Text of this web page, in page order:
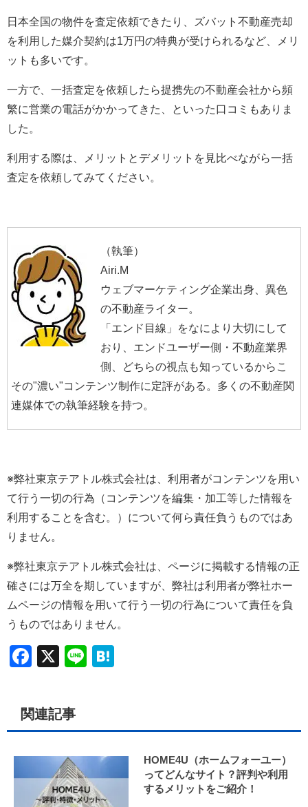
日本全国の物件を査定依頼できたり、ズバット不動産売却
を利用した媒介契約は1万円の特典が受けられるなど、メリ
ットも多いです。
一方で、一括査定を依頼したら提携先の不動産会社から頻
繁に営業の電話がかかってきた、といった口コミもありま
した。
利用する際は、メリットとデメリットを見比べながら一括
査定を依頼してみてください。
（執筆）
Airi.M
ウェブマーケティング企業出身、異色
の不動産ライター。
「エンド目線」をなにより大切にして
おり、エンドユーザー側・不動産業界
側、どちらの視点も知っているからこ
その"濃い"コンテンツ制作に定評がある。多くの不動産関
連媒体での執筆経験を持つ。
※弊社東京テアトル株式会社は、利用者がコンテンツを用い
て行う一切の行為（コンテンツを編集・加工等した情報を
利用することを含む。）について何ら責任負うものではあ
りません。
※弊社東京テアトル株式会社は、ページに掲載する情報の正
確さには万全を期していますが、弊社は利用者が弊社ホー
ムページの情報を用いて行う一切の行為について責任を負
うものではありません。
Facebook
X Line
関連記事
HOME4U（ホームフォーユー）
ってどんなサイト？評判や利用
するメリットをご紹介！